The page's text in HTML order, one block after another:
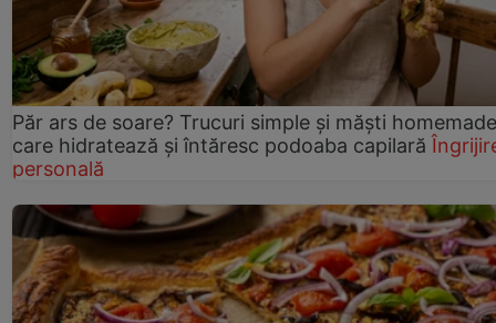
Păr ars de soare? Trucuri simple și măști homemade
care hidratează și întăresc podoaba capilară
personală